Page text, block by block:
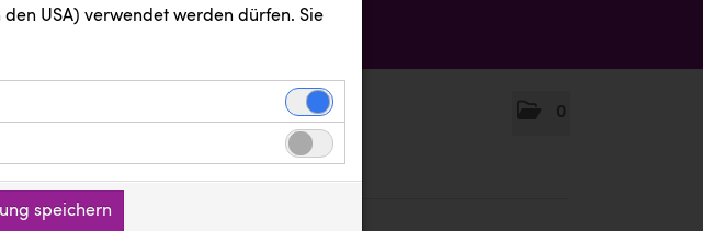
0
USA) verwendet werden dürfen. Sie
und sind für die einwandfreie
keine personenbezogenen
speichern